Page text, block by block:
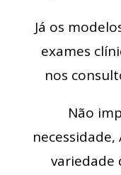
Já os
exames
nos
Não
variedade